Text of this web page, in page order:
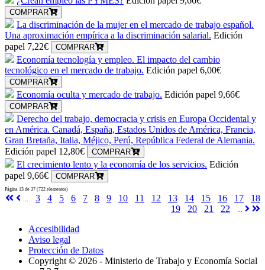
COMPRAR
La discriminación de la mujer en el mercado de trabajo español.
Una aproximación empírica a la discriminación salarial. Edición
papel 7,22€ COMPRAR
Economía tecnología y empleo. El impacto del cambio
tecnológico en el mercado de trabajo. Edición papel 6,00€
COMPRAR
Economía oculta y mercado de trabajo. Edición papel 9,66€
COMPRAR
Derecho del trabajo, democracia y crisis en Europa Occidental y
en América. Canadá, España, Estados Unidos de América, Francia,
Gran Bretaña, Italia, Méjico, Perú, República Federal de Alemania.
Edición papel 12,80€ COMPRAR
El crecimiento lento y la economía de los servicios. Edición
papel 9,66€ COMPRAR
Página 13 de 37 (722 elementos)
3 4 5 6 7 8 9 10 11 12 13 14 15 16 17
18
19
20 21 22
Accesibilidad
Aviso legal
Protección de Datos
Copyright © 2026 - Ministerio de Trabajo y Economía Social